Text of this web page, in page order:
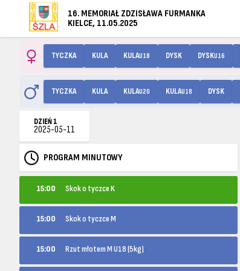
16. MEMORIAŁ ZDZISŁAWA FURMANKA
KIELCE, 11.05.2025
TYCZKA KULA KULAU18 DYSK DYSKU16
TYCZKA KULA KULAU20 KULAU18 DYSK
DZIEŃ 1
2025-05-11
PROGRAM MINUTOWY
15:00 Skok o tyczce K
15:00 Skok o tyczce M
15:00 Rzut młotem M U18 (5kg)